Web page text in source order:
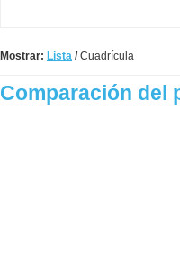
Mostrar: Lista /Cuadrícula
Comparación del